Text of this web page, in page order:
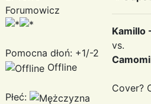
Forumowicz
Pomocna dłoń: +1/-2
Offline
Płeć:
Kamillo
vs.
Cover?